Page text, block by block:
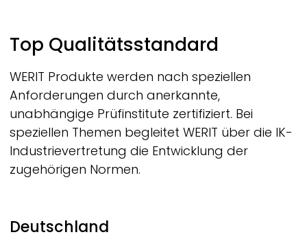
Top Qualitätsstandard
WERIT Produkte werden nach speziellen
Anforderungen durch anerkannte,
unabhängige Prüfinstitute zertifiziert. Bei
speziellen Themen begleitet WERIT über die IK-
Industrievertretung die Entwicklung der
zugehörigen Normen.
Deutschland